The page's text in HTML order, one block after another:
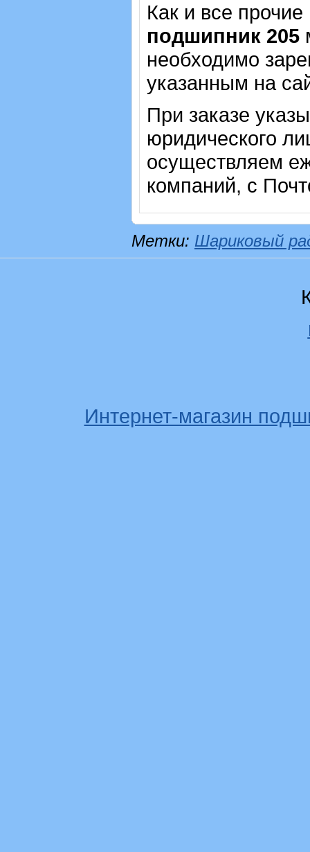
Как и все
подшипник 205
необходимо
указанным на
При заказе
юридического
осуществляем
компаний, с
Метки: Шариковый
Интернет-магазин